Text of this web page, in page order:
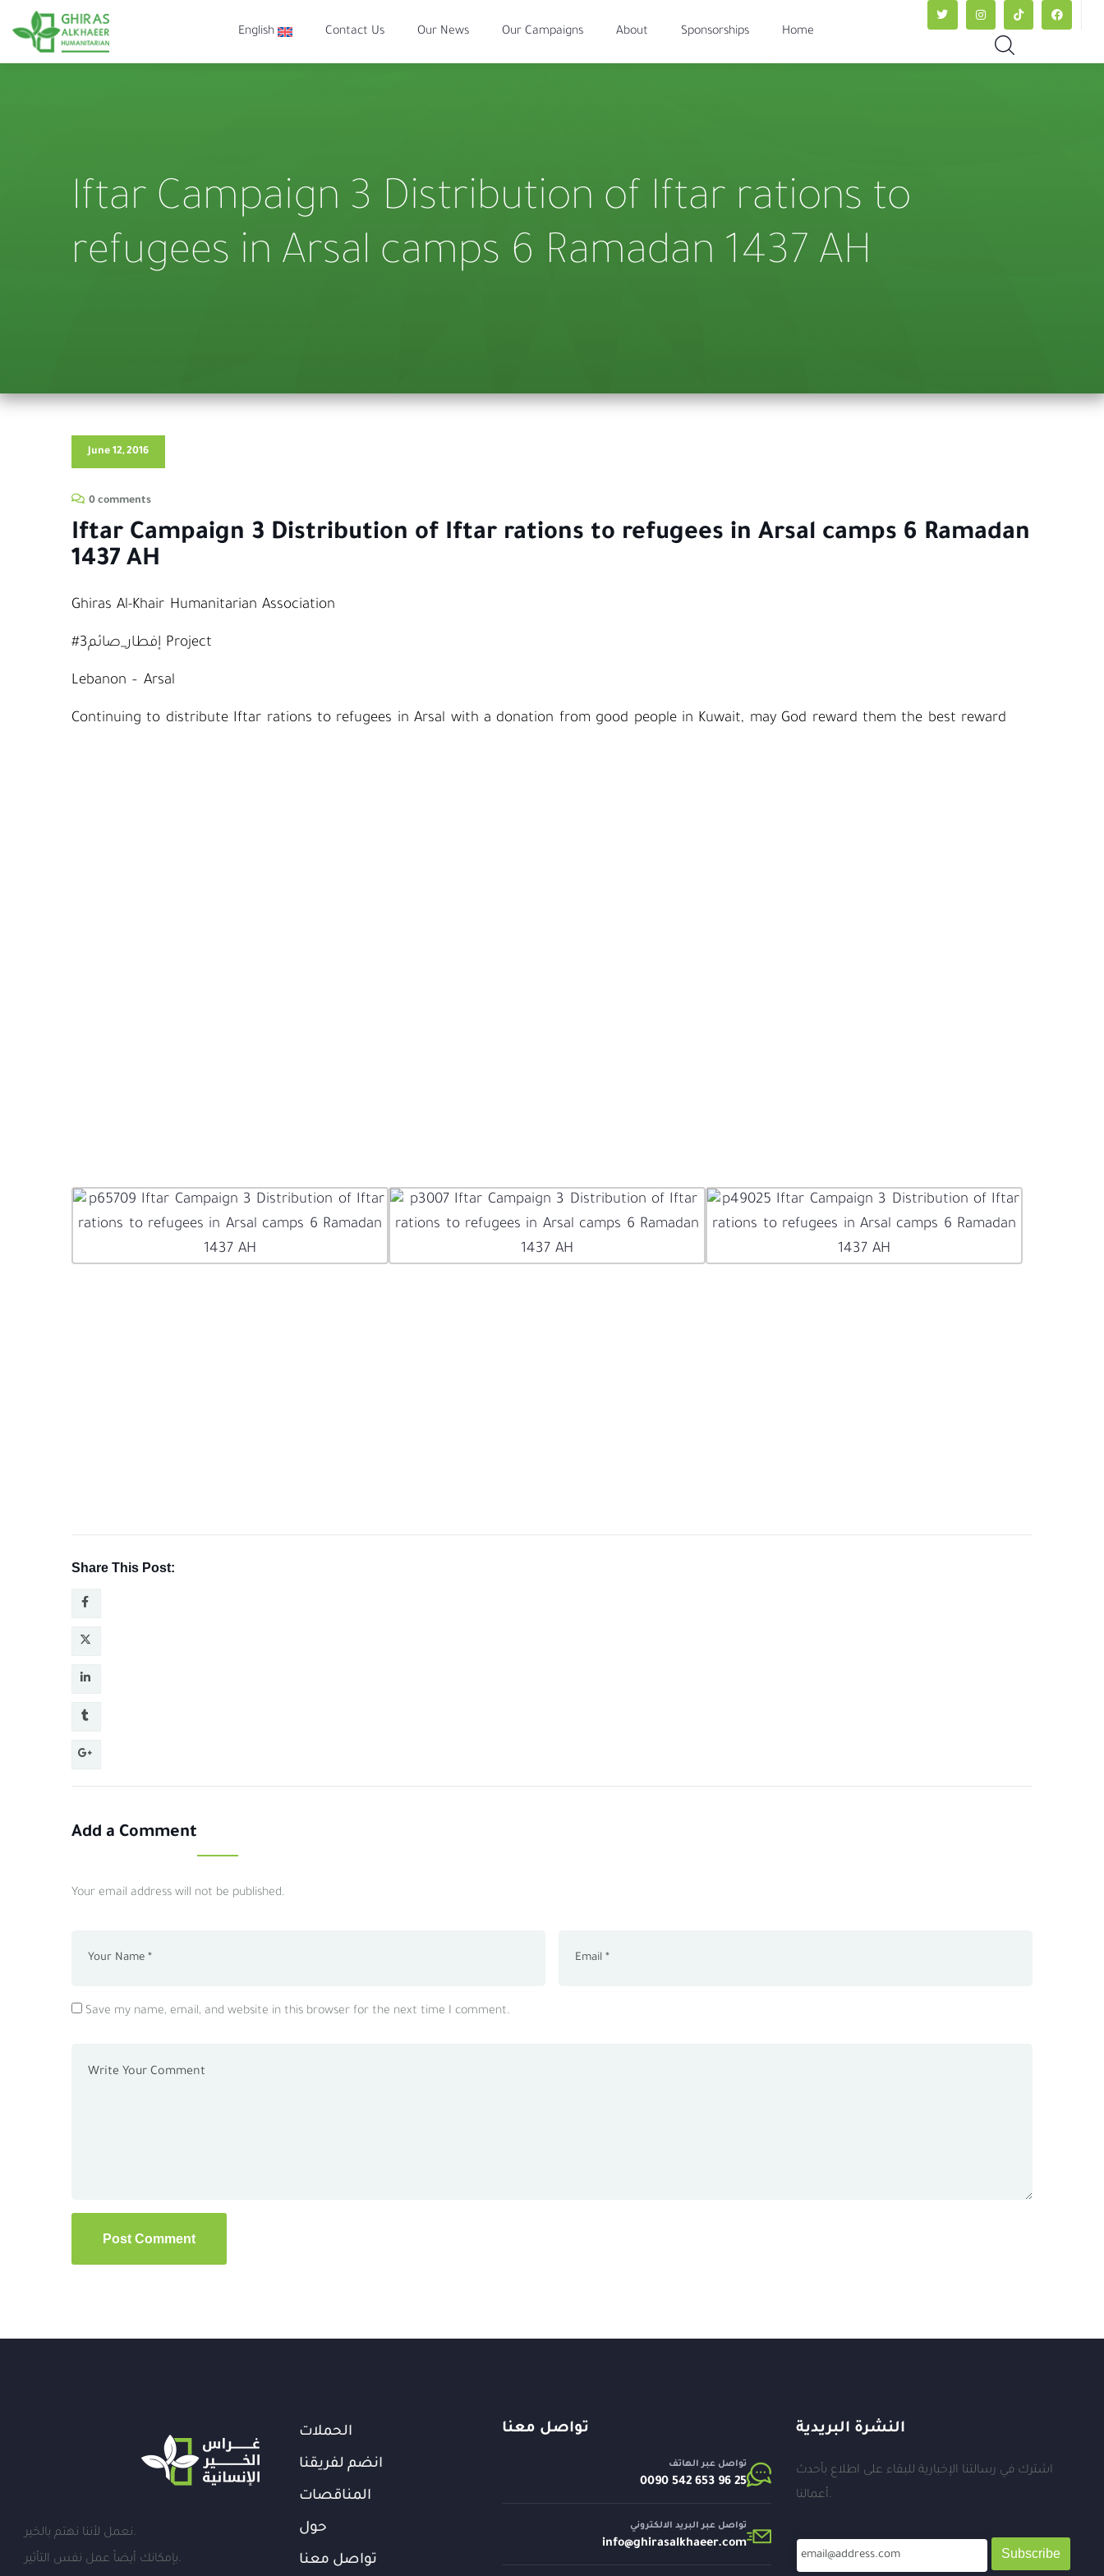
Home
Sponsorships
About
Our Campaigns
Our News
Contact Us
English
Iftar Campaign 3 Distribution of Iftar rations to
refugees in Arsal camps 6 Ramadan 1437 AH
June 12, 2016
0 comments
Iftar Campaign 3 Distribution of Iftar rations to refugees in Arsal camps 6 Ramadan
1437 AH
Ghiras Al-Khair Humanitarian Association
#إفطار_صائم3 Project
Lebanon – Arsal
Continuing to distribute Iftar rations to refugees in Arsal with a donation from good people in Kuwait, may God reward them the best reward
Share This Post:
Add a Comment
Your email address will not be published.
Save my name, email, and website in this browser for the next time I comment.
نعمل لأننا نهتم بالخير.
بإمكانك أيضاً عمل نفس التأثير.
الحملات
انضم لفريقنا
المناقصات
حول
تواصل معنا
تواصل معنا
تواصل عبر الهاتف
⁦0090 542 653 96 25⁩
تواصل عبر البريد الالكتروني
info@ghirasalkhaeer.com
النشرة البريدية
اشترك في رسالتنا الإخبارية للبقاء على اطلاع بأحدث
أعمالنا.
Subscribe